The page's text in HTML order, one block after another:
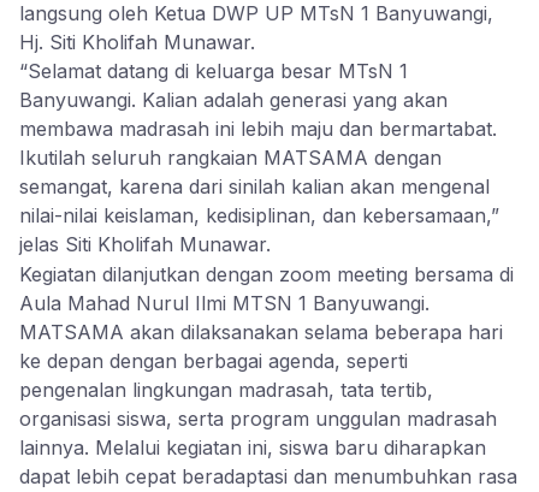
langsung oleh Ketua DWP UP MTsN 1 Banyuwangi,
Hj. Siti Kholifah Munawar.
“Selamat datang di keluarga besar MTsN 1
Banyuwangi. Kalian adalah generasi yang akan
membawa madrasah ini lebih maju dan bermartabat.
Ikutilah seluruh rangkaian MATSAMA dengan
semangat, karena dari sinilah kalian akan mengenal
nilai-nilai keislaman, kedisiplinan, dan kebersamaan,”
jelas Siti Kholifah Munawar.
Kegiatan dilanjutkan dengan zoom meeting bersama di
Aula Mahad Nurul Ilmi MTSN 1 Banyuwangi.
MATSAMA akan dilaksanakan selama beberapa hari
ke depan dengan berbagai agenda, seperti
pengenalan lingkungan madrasah, tata tertib,
organisasi siswa, serta program unggulan madrasah
lainnya. Melalui kegiatan ini, siswa baru diharapkan
dapat lebih cepat beradaptasi dan menumbuhkan rasa